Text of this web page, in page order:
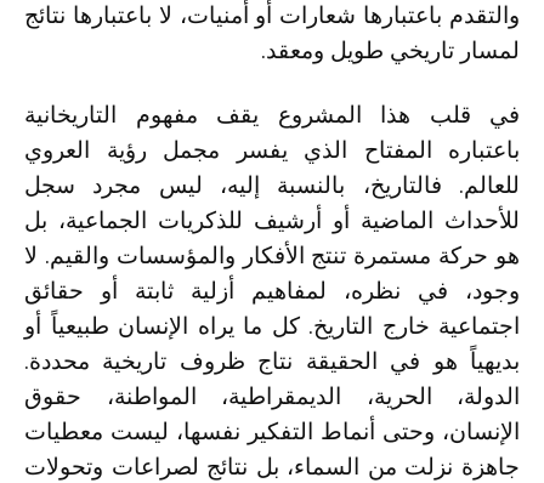
والتقدم باعتبارها شعارات أو أمنيات، لا باعتبارها نتائج
لمسار تاريخي طويل ومعقد.
في قلب هذا المشروع يقف مفهوم التاريخانية
باعتباره المفتاح الذي يفسر مجمل رؤية العروي
للعالم. فالتاريخ، بالنسبة إليه، ليس مجرد سجل
للأحداث الماضية أو أرشيف للذكريات الجماعية، بل
هو حركة مستمرة تنتج الأفكار والمؤسسات والقيم. لا
وجود، في نظره، لمفاهيم أزلية ثابتة أو حقائق
اجتماعية خارج التاريخ. كل ما يراه الإنسان طبيعياً أو
بديهياً هو في الحقيقة نتاج ظروف تاريخية محددة.
الدولة، الحرية، الديمقراطية، المواطنة، حقوق
الإنسان، وحتى أنماط التفكير نفسها، ليست معطيات
جاهزة نزلت من السماء، بل نتائج لصراعات وتحولات